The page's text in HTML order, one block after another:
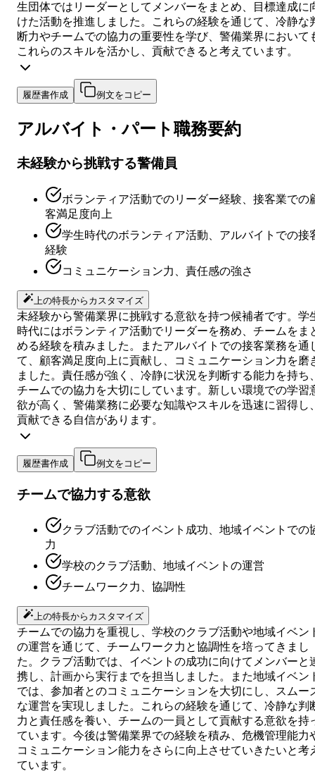
生団体ではリーダーとしてメンバーをまとめ、目標達成に
けた活動を推進しました。これらの経験を通じて、冷静な
断力やチームでの協力の重要性を学び、警備業界において
これらのスキルを活かし、貢献できると考えています。
履歴書作成 例文をコピー
アルバイト・パート職務要約
未経験から挑戦する警備員
ボランティア活動でのリーダー経験、接客業での
客満足度向上
学生時代のボランティア活動、アルバイトでの接
経験
コミュニケーション力、責任感の強さ
上の特長からカスタマイズ
未経験から警備業界に挑戦する意欲を持つ候補者です。学
時代にはボランティア活動でリーダーを務め、チームをま
める経験を積みました。またアルバイトでの接客業務を通
て、顧客満足度向上に貢献し、コミュニケーション力を磨
ました。責任感が強く、冷静に状況を判断する能力を持ち
チームでの協力を大切にしています。新しい環境での学習
欲が高く、警備業務に必要な知識やスキルを迅速に習得し
貢献できる自信があります。
履歴書作成 例文をコピー
チームで協力する意欲
クラブ活動でのイベント成功、地域イベントでの
力
学校のクラブ活動、地域イベントの運営
チームワーク力、協調性
上の特長からカスタマイズ
チームでの協力を重視し、学校のクラブ活動や地域イベン
の運営を通じて、チームワーク力と協調性を培ってきまし
た。クラブ活動では、イベントの成功に向けてメンバーと
携し、計画から実行までを担当しました。また地域イベン
では、参加者とのコミュニケーションを大切にし、スムー
な運営を実現しました。これらの経験を通じて、冷静な判
力と責任感を養い、チームの一員として貢献する意欲を持
ています。今後は警備業界での経験を積み、危機管理能力
コミュニケーション能力をさらに向上させていきたいと考
ています。